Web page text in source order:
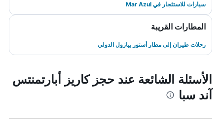
سيارات للاستئجار في Mar Azul
المطارات القريبة
رحلات طيران إلى مطار أستور بيازول الدولي
الأسئلة الشائعة عند حجز كاريز أبارتمنتس
آند سبا